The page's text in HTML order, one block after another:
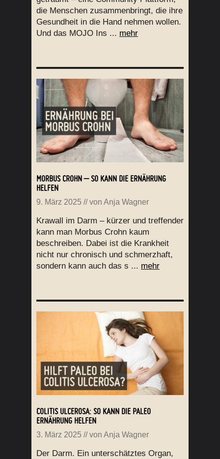
die Menschen zusammenbringt, die ihre
Gesundheit in die Hand nehmen wollen.
Und das MOJO Ins ... mehr
MORBUS CROHN – SO KANN DIE ERNÄHRUNG
HELFEN
9. März 2025 // von Anja Wagner
Krawall im Darm – kürzer und treffender
kann man Morbus Crohn kaum
beschreiben. Dabei ist die Krankheit
nicht nur chronisch und schmerzhaft,
sondern kann auch das s ... mehr
COLITIS ULCEROSA: SO KANN DIE PALEO
ERNÄHRUNG HELFEN
3. März 2025 // von Anja Wagner
Der Darm. Ein unterschätztes Organ,